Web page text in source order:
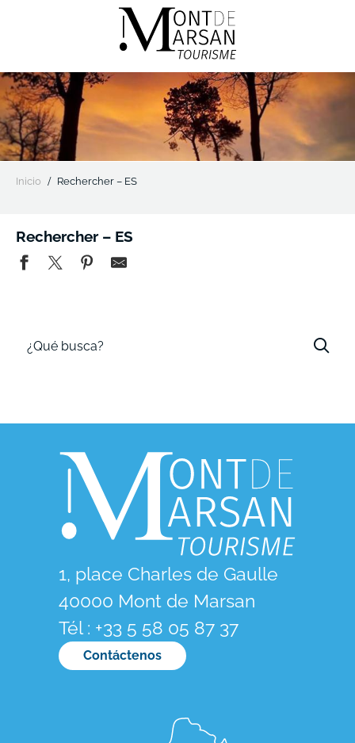
Inicio Rechercher – ES
Rechercher – ES
1, place Charles de Gaulle
40000 Mont de Marsan
Tél : +33 5 58 05 87 37
Contáctenos